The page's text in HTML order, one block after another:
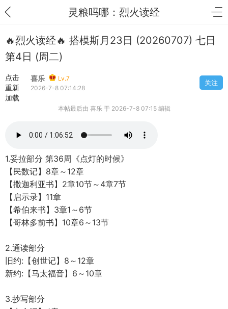
灵粮吗哪：烈火读经
🔥烈火读经🔥 搭模斯月23日 (20260707) 七日
第4日 (周二)
点击
重新
加载
喜乐
Lv.7
2026-7-8 07:14:28
关注
本帖最后由 喜乐 于 2026-7-8 07:15 编辑
1.妥拉部分 第36周《点灯的时候》
【民数记】8章～12章
【撒迦利亚书】2章10节～4章7节
【启示录】11章
【希伯来书】3章1～6节
【哥林多前书】10章6～13节
2.通读部分
旧约:【创世记】8～12章
新约:【马太福音】6～10章
3.抄写部分